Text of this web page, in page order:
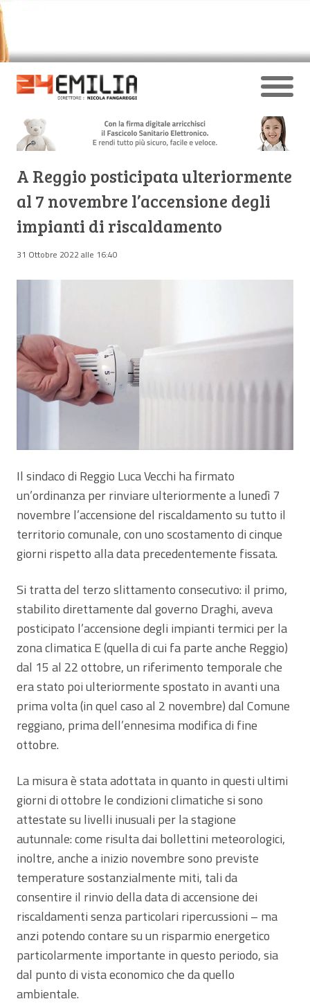
A Reggio posticipata ulteriormente
al 7 novembre l’accensione degli
impianti di riscaldamento
31 Ottobre 2022 alle 16:40
Il sindaco di Reggio Luca Vecchi ha firmato
un’ordinanza per rinviare ulteriormente a lunedì 7
novembre l’accensione del riscaldamento su tutto il
territorio comunale, con uno scostamento di cinque
giorni rispetto alla data precedentemente fissata.
Si tratta del terzo slittamento consecutivo: il primo,
stabilito direttamente dal governo Draghi, aveva
posticipato l’accensione degli impianti termici per la
zona climatica E (quella di cui fa parte anche Reggio)
dal 15 al 22 ottobre, un riferimento temporale che
era stato poi ulteriormente spostato in avanti una
prima volta (in quel caso al 2 novembre) dal Comune
reggiano, prima dell’ennesima modifica di fine
ottobre.
La misura è stata adottata in quanto in questi ultimi
giorni di ottobre le condizioni climatiche si sono
attestate su livelli inusuali per la stagione
autunnale: come risulta dai bollettini meteorologici,
inoltre, anche a inizio novembre sono previste
temperature sostanzialmente miti, tali da
consentire il rinvio della data di accensione dei
riscaldamenti senza particolari ripercussioni – ma
anzi potendo contare su un risparmio energetico
particolarmente importante in questo periodo, sia
dal punto di vista economico che da quello
ambientale.